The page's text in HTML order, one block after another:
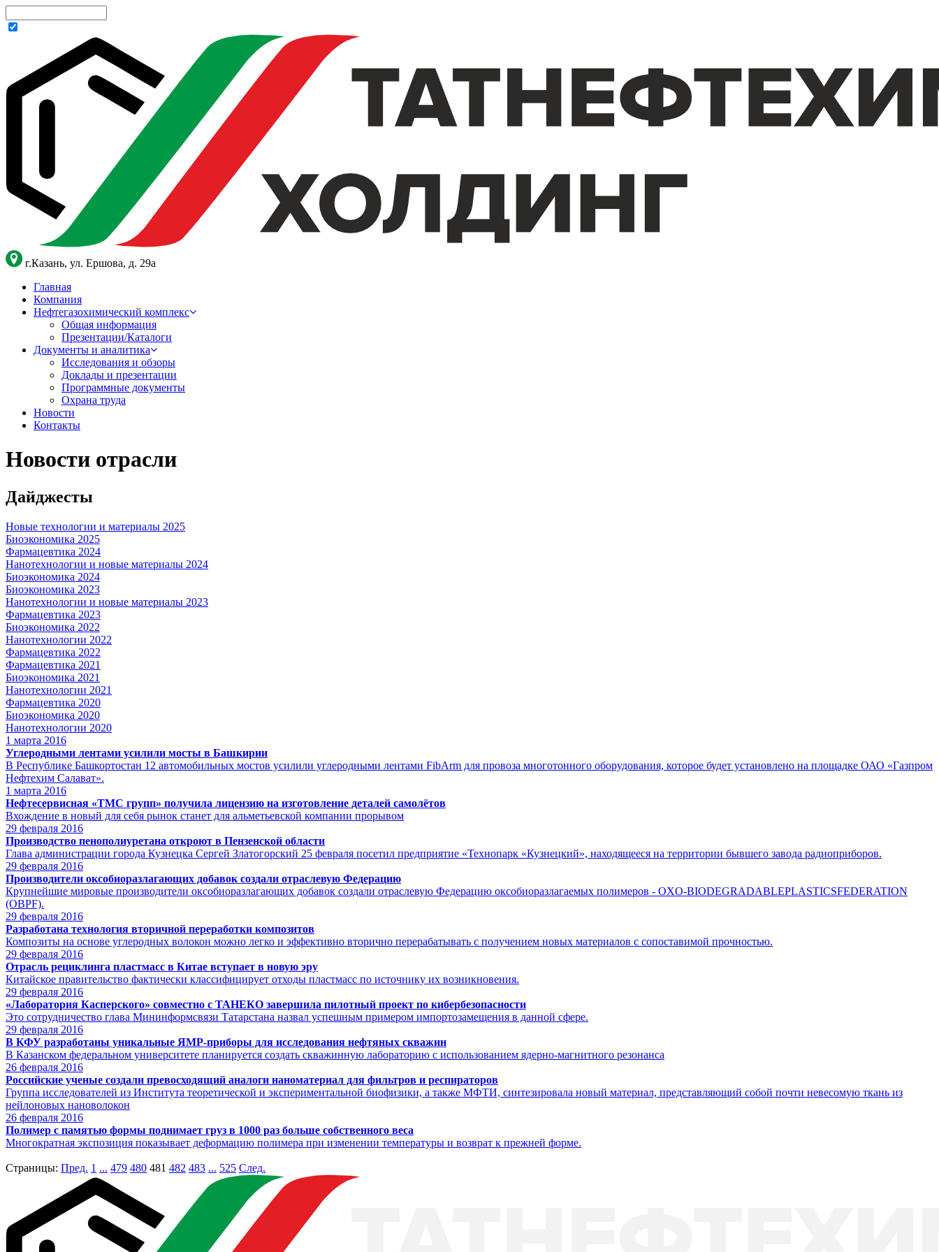
г.Казань, ул. Ершова, д. 29а
Главная
Компания
Нефтегазохимический комплекс
Общая информация
Презентации/Каталоги
Документы и аналитика
Исследования и обзоры
Доклады и презентации
Программные документы
Охрана труда
Новости
Контакты
Новости отрасли
Дайджесты
Новые технологии и материалы 2025
Биоэкономика 2025
Фармацевтика 2024
Нанотехнологии и новые материалы 2024
Биоэкономика 2024
Биоэкономика 2023
Нанотехнологии и новые материалы 2023
Фармацевтика 2023
Биоэкономика 2022
Нанотехнологии 2022
Фармацевтика 2022
Фармацевтика 2021
Биоэкономика 2021
Нанотехнологии 2021
Фармацевтика 2020
Биоэкономика 2020
Нанотехнологии 2020
1 марта 2016
Углеродными лентами усилили мосты в Башкирии
В Республике Башкортостан 12 автомобильных мостов усилили углеродными лентами FibArm для провоза многотонного оборудования, которое будет установлено на площадке ОАО «Газпром
Нефтехим Салават».
1 марта 2016
Нефтесервисная «ТМС групп» получила лицензию на изготовление деталей самолётов
Вхождение в новый для себя рынок станет для альметьевской компании прорывом
29 февраля 2016
Производство пенополиуретана откроют в Пензенской области
Глава администрации города Кузнецка Сергей Златогорский 25 февраля посетил предприятие «Технопарк «Кузнецкий», находящееся на территории бывшего завода радиоприборов.
29 февраля 2016
Производители оксобиоразлагающих добавок создали отраслевую Федерацию
Крупнейшие мировые производители оксобиоразлагающих добавок создали отраслевую Федерацию оксобиоразлагаемых полимеров - OXO-BIODEGRADABLEPLASTICSFEDERATION
(OBPF).
29 февраля 2016
Разработана технология вторичной переработки композитов
Композиты на основе углеродных волокон можно легко и эффективно вторично перерабатывать с получением новых материалов с сопоставимой прочностью.
29 февраля 2016
Отрасль рециклинга пластмасс в Китае вступает в новую эру
Китайское правительство фактически классифицирует отходы пластмасс по источнику их возникновения.
29 февраля 2016
«Лаборатория Касперского» совместно с ТАНЕКО завершила пилотный проект по кибербезопасности
Это сотрудничество глава Мининформсвязи Татарстана назвал успешным примером импортозамещения в данной сфере.
29 февраля 2016
В КФУ разработаны уникальные ЯМР-приборы для исследования нефтяных скважин
В Казанском федеральном университете планируется создать скважинную лабораторию с использованием ядерно-магнитного резонанса
26 февраля 2016
Российские ученые создали превосходящий аналоги наноматериал для фильтров и респираторов
Группа исследователей из Института теоретической и экспериментальной биофизики, а также МФТИ, синтезировала новый материал, представляющий собой почти невесомую ткань из
нейлоновых нановолокон
26 февраля 2016
Полимер с памятью формы поднимает груз в 1000 раз больше собственного веса
Многократная экспозиция показывает деформацию полимера при изменении температуры и возврат к прежней форме.
Страницы: Пред. 1 ... 479 480 481 482 483 ... 525 След.